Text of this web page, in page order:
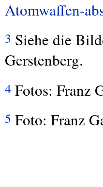
Atomwaffen-
3 Siehe die
Gerstenberg.
4 Fotos: Franz
5 Foto: Franz